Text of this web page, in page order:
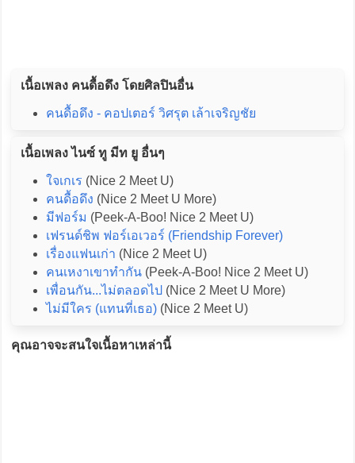
เนื้อเพลง คนดื้อดึง โดยศิลปินอื่น
คนดื้อดึง - คอปเตอร์ วิศรุต เล้าเจริญชัย
เนื้อเพลง ไนซ์ ทู มีท ยู อื่นๆ
ใจเกเร (Nice 2 Meet U)
คนดื้อดึง (Nice 2 Meet U More)
มีฟอร์ม (Peek-A-Boo! Nice 2 Meet U)
เฟรนด์ชิพ ฟอร์เอเวอร์ (Friendship Forever)
เรื่องแฟนเก่า (Nice 2 Meet U)
คนเหงาเขาทำกัน(Peek-A-Boo! Nice 2 Meet U)
เพื่อนกัน...ไม่ตลอดไป (Nice 2 Meet U More)
ไม่มีใคร (แทนที่เธอ)(Nice 2 Meet U)
คุณอาจจะสนใจเนื้อหาเหล่านี้